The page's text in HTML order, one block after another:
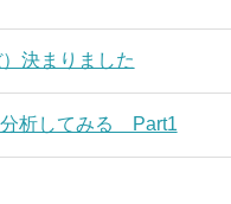
決まりました
分析してみる Part1